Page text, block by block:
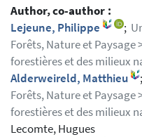
Author, co-author :
Lejeune, Philippe
;
Forêts, Nature et Paysage
forestières et des milieux
Alderweireld, Matthieu
;
Forêts, Nature et Paysage
forestières et des milieux
Lecomte, Hugues